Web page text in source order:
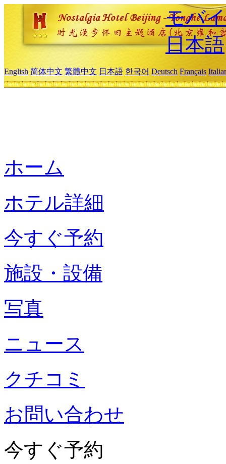
モバ
日本語
English 简体中文 繁體中文 日本語 한국어 Deutsch Français
ホーム
ホテル詳細
今すぐ予約
施設・設備
写真
ニュース
クチコミ
お問い合わせ
今すぐ予約